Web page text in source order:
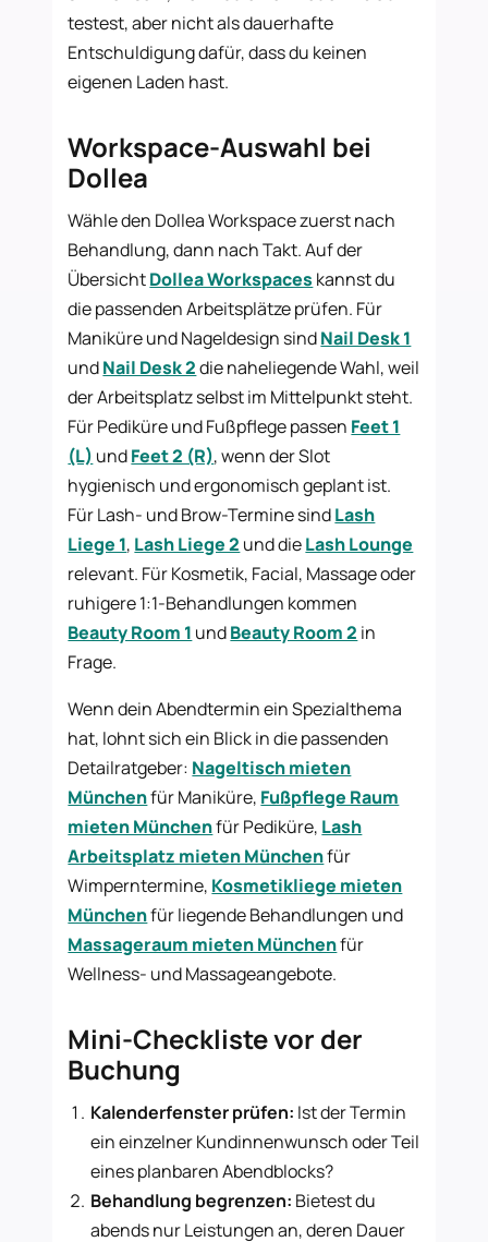
testest, aber nicht als dauerhafte
Entschuldigung dafür, dass du keinen
eigenen Laden hast.
Workspace-Auswahl bei
Dollea
Wähle den Dollea Workspace zuerst nach
Behandlung, dann nach Takt. Auf der
ÜbersichtDollea Workspaces kannst du
die passenden Arbeitsplätze prüfen. Für
Maniküre und Nageldesign sindNail Desk 1
undNail Desk 2die naheliegende Wahl, weil
der Arbeitsplatz selbst im Mittelpunkt steht.
Für Pediküre und Fußpflege passen Feet 1
(L) undFeet 2 (R), wenn der Slot
hygienisch und ergonomisch geplant ist.
Für Lash- und Brow-Termine sindLash
Liege 1, Lash Liege 2 und dieLash Lounge
relevant. Für Kosmetik, Facial, Massage oder
ruhigere 1:1-Behandlungen kommen
Beauty Room 1 undBeauty Room 2 in
Frage.
Wenn dein Abendtermin ein Spezialthema
hat, lohnt sich ein Blick in die passenden
Detailratgeber: Nageltisch mieten
Münchenfür Maniküre, Fußpflege Raum
mieten Münchenfür Pediküre, Lash
Arbeitsplatz mieten Münchenfür
Wimperntermine, Kosmetikliege mieten
Münchenfür liegende Behandlungen und
Massageraum mieten Münchenfür
Wellness- und Massageangebote.
Mini-Checkliste vor der
Buchung
Kalenderfenster prüfen: Ist der Termin
ein einzelner Kundinnenwunsch oder Teil
eines planbaren Abendblocks?
Behandlung begrenzen: Bietest du
abends nur Leistungen an, deren Dauer